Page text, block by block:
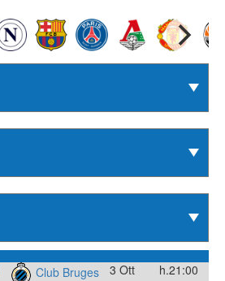
Club Bruges 3 Ott h.21:00